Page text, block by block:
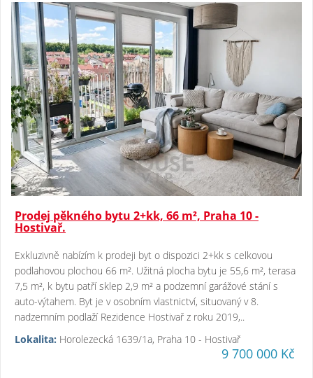
Prodej pěkného bytu 2+kk, 66 m², Praha 10 -
Hostivař.
Exkluzivně nabízím k prodeji byt o dispozici 2+kk s celkovou
podlahovou plochou 66 m². Užitná plocha bytu je 55,6 m², terasa
7,5 m², k bytu patří sklep 2,9 m² a podzemní garážové stání s
auto-výtahem. Byt je v osobním vlastnictví, situovaný v 8.
nadzemním podlaží Rezidence Hostivař z roku 2019,..
Lokalita: Horolezecká 1639/1a, Praha 10 - Hostivař
9 700 000 Kč